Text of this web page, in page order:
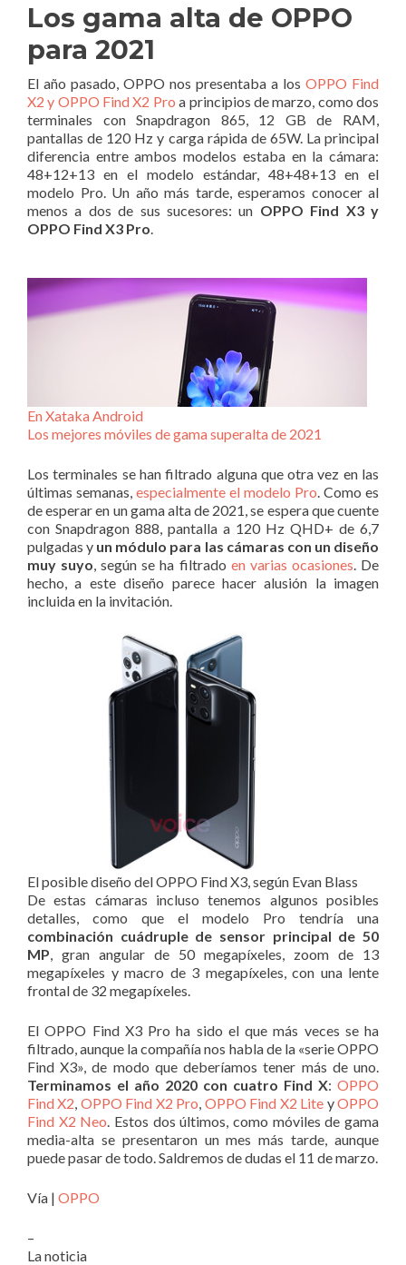
Los gama alta de OPPO
para 2021
El año pasado, OPPO nos presentaba a los OPPO Find
X2 y OPPO Find X2 Pro a principios de marzo, como dos
terminales con Snapdragon 865, 12 GB de RAM,
pantallas de 120 Hz y carga rápida de 65W. La principal
diferencia entre ambos modelos estaba en la cámara:
48+12+13 en el modelo estándar, 48+48+13 en el
modelo Pro. Un año más tarde, esperamos conocer al
menos a dos de sus sucesores: un OPPO Find X3 y
OPPO Find X3 Pro
En Xataka Android
Los mejores móviles de gama superalta de 2021
Los terminales se han filtrado alguna que otra vez en las
últimas semanas, especialmente el modelo Pro . Como es
de esperar en un gama alta de 2021, se espera que cuente
con Snapdragon 888, pantalla a 120 Hz QHD+ de 6,7
pulgadas y un módulo para las cámaras con un diseño
muy suyo , según se ha filtrado en varias ocasiones . De
hecho, a este diseño parece hacer alusión la imagen
incluida en la invitación.
El posible diseño del OPPO Find X3, según Evan Blass
De estas cámaras incluso tenemos algunos posibles
detalles, como que el modelo Pro tendría una
combinación cuádruple de sensor principal de 50
MP, gran angular de 50 megapíxeles, zoom de 13
megapíxeles y macro de 3 megapíxeles, con una lente
frontal de 32 megapíxeles.
El OPPO Find X3 Pro ha sido el que más veces se ha
filtrado, aunque la compañía nos habla de la «serie OPPO
Find X3», de modo que deberíamos tener más de uno.
Terminamos el año 2020 con cuatro Find X: OPPO
Find X2, OPPO Find X2 Pro, OPPO Find X2 Lite yOPPO
Find X2 Neo. Estos dos últimos, como móviles de gama
media-alta se presentaron un mes más tarde, aunque
puede pasar de todo. Saldremos de dudas el 11 de marzo.
Vía | OPPO
–
La noticia